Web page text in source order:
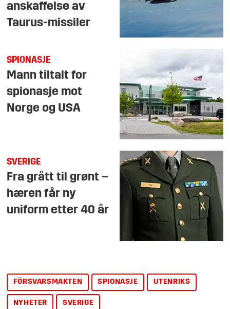
anskaffelse av
Taurus-missiler
SPIONASJE
Mann tiltalt for
spionasje mot
Norge og USA
SVERIGE
Fra grått til grønt –
hæren får ny
uniform etter 40 år
FÖRSVARSMAKTEN SPIONASJE UTENRIKS
NYHETER SVERIGE